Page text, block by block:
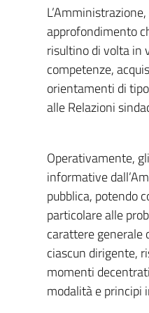
approfondimento
risultino di volta in
competenze,
orientamenti di
alle Relazioni
Operativamente,
informative
pubblica, potendo
particolare alle
carattere generale
ciascun dirigente,
momenti
modalità e principi